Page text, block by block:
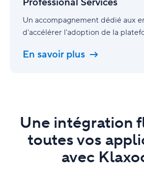
Un accompagnement dédié aux
d'accélérer l'adoption de la
En savoir plus
Une intégration
toutes vos
avec